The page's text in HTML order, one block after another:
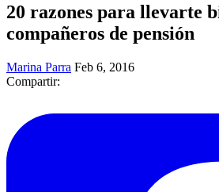
20 razones para llevarte
compañeros de pensión
Marina Parra Feb 6, 2016
Compartir: